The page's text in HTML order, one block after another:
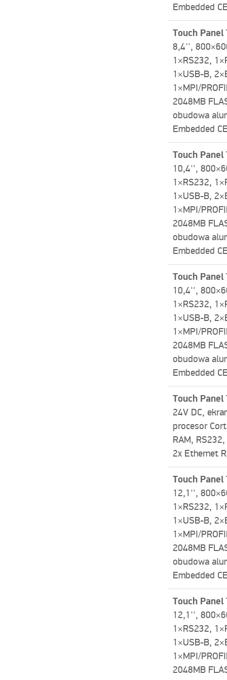
Embedded
Touch Panel
8,4″,
1×RS232,
1×USB-­B,
1×MPI/
2048MB
obudowa
Embedded
Touch Panel
10,4″,
1×RS232,
1×USB-­B,
1×MPI/
2048MB
obudowa
Embedded
Touch Panel
10,4″,
1×RS232,
1×USB-­B,
1×MPI/
2048MB
obudowa
Embedded
Touch Panel
24V DC,
procesor
RAM,
2x Ethernet
Touch Panel
12,1″,
1×RS232,
1×USB-­B,
1×MPI/
2048MB
obudowa
Embedded
Touch Panel
12,1″,
1×RS232,
1×USB-­B,
1×MPI/
2048MB